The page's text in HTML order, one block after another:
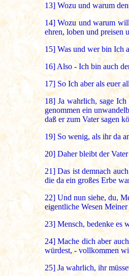
13] Wozu und warum
14] Wozu und warum
ehren, loben und preisen
15] Was und wer bin Ich
16] Also - Ich bin auch
17] So Ich aber als euer
18] Ja wahrlich, sage
genommen ein
daß er zum Vater sagen
19] So wenig, als ihr da
20]Daher bleibt der Vater
21] Das ist demnach
die da ein großes Erbe
22] Und nun siehe, du,
eigentliche Wesen
23] Mensch, bedenke es
24] Mache dich aber
würdest, - vollkommen
25]Ja wahrlich, ihr